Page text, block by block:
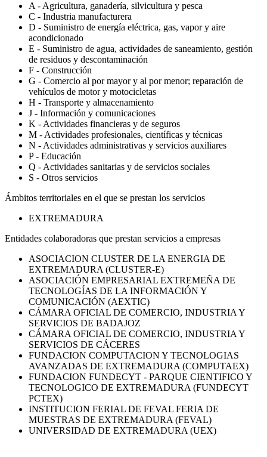
A - Agricultura, ganadería, silvicultura y pesca
C - Industria manufacturera
D - Suministro de energía eléctrica, gas, vapor y aire
acondicionado
E - Suministro de agua, actividades de saneamiento, gestión
de residuos y descontaminación
F - Construcción
G - Comercio al por mayor y al por menor; reparación de
vehículos de motor y motocicletas
H - Transporte y almacenamiento
J - Información y comunicaciones
K - Actividades financieras y de seguros
M - Actividades profesionales, científicas y técnicas
N - Actividades administrativas y servicios auxiliares
P - Educación
Q - Actividades sanitarias y de servicios sociales
S - Otros servicios
Ámbitos territoriales en el que se prestan los servicios
EXTREMADURA
Entidades colaboradoras que prestan servicios a empresas
ASOCIACION CLUSTER DE LA ENERGIA DE
EXTREMADURA (CLUSTER-E)
ASOCIACIÓN EMPRESARIAL EXTREMEÑA DE
TECNOLOGÍAS DE LA INFORMACIÓN Y
COMUNICACIÓN (AEXTIC)
CÁMARA OFICIAL DE COMERCIO, INDUSTRIA Y
SERVICIOS DE BADAJOZ
CÁMARA OFICIAL DE COMERCIO, INDUSTRIA Y
SERVICIOS DE CÁCERES
FUNDACION COMPUTACION Y TECNOLOGIAS
AVANZADAS DE EXTREMADURA (COMPUTAEX)
FUNDACION FUNDECYT - PARQUE CIENTIFICO Y
TECNOLOGICO DE EXTREMADURA (FUNDECYT
PCTEX)
INSTITUCION FERIAL DE FEVAL FERIA DE
MUESTRAS DE EXTREMADURA (FEVAL)
UNIVERSIDAD DE EXTREMADURA (UEX)